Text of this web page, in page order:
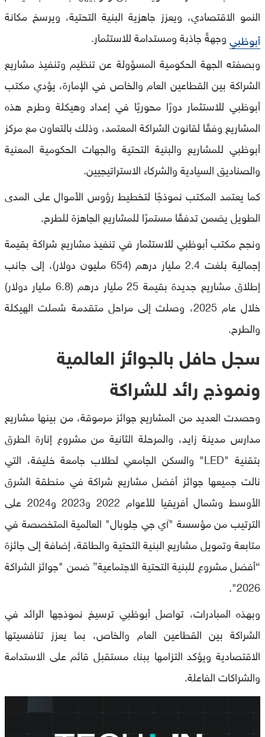
النمو الاقتصادي، ويعزز جاهزية البنية التحتية، ويرسخ مكانة
أبوظبيوجهةً جاذبة ومستدامة للاستثمار.
وبصفته الجهة الحكومية المسؤولة عن تنظيم وتنفيذ مشاريع
الشراكة بين القطاعين العام والخاص في الإمارة، يؤدي مكتب
أبوظبي للاستثمار دورًا محوريًا في إعداد وهيكلة وطرح هذه
المشاريع وفقًا لقانون الشراكة المعتمد، وذلك بالتعاون مع مركز
أبوظبي للمشاريع والبنية التحتية والجهات الحكومية المعنية
والصناديق السيادية والشركاء الاستراتيجيين.
كما يعتمد المكتب نموذجًا لتخطيط رؤوس الأموال على المدى
الطويل يضمن تدفقًا مستمرًا للمشاريع الجاهزة للطرح.
ونجح مكتب أبوظبي للاستثمار في تنفيذ مشاريع شراكة بقيمة
إجمالية بلغت 2.4 مليار درهم (654 مليون دولار)، إلى جانب
إطلاق مشاريع جديدة بقيمة 25 مليار درهم (6.8 مليار دولار)
خلال عام 2025، وصلت إلى مراحل متقدمة شملت الهيكلة
والطرح.
سجل حافل بالجوائز العالمية
ونموذج رائد للشراكة
وحصدت العديد من المشاريع جوائز مرموقة، من بينها مشاريع
مدارس مدينة زايد، والمرحلة الثانية من مشروع إنارة الطرق
بتقنية "LED" والسكن الجامعي لطلاب جامعة خليفة، التي
نالت جميعها جوائز أفضل مشاريع شراكة في منطقة الشرق
الأوسط وشمال أفريقيا للأعوام 2022 و2023 و2024 على
الترتيب من مؤسسة "آي جي جلوبال" العالمية المتخصصة في
متابعة وتمويل مشاريع البنية التحتية والطاقة، إضافة إلى جائزة
“أفضل مشروع للبنية التحتية الاجتماعية” ضمن "جوائز الشراكة
2026".
وبهذه المبادرات، تواصل أبوظبي ترسيخ نموذجها الرائد في
الشراكة بين القطاعين العام والخاص، بما يعزز تنافسيتها
الاقتصادية ويؤكد التزامها ببناء مستقبل قائم على الاستدامة
والشراكات الفاعلة.